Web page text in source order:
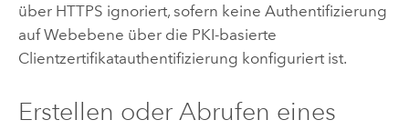
über HTTPS ignoriert, sofern keine Authentifizierung
auf Webebene über die PKI-basierte
Clientzertifikatauthentifizierung konfiguriert ist.
Erstellen oder Abrufen eines